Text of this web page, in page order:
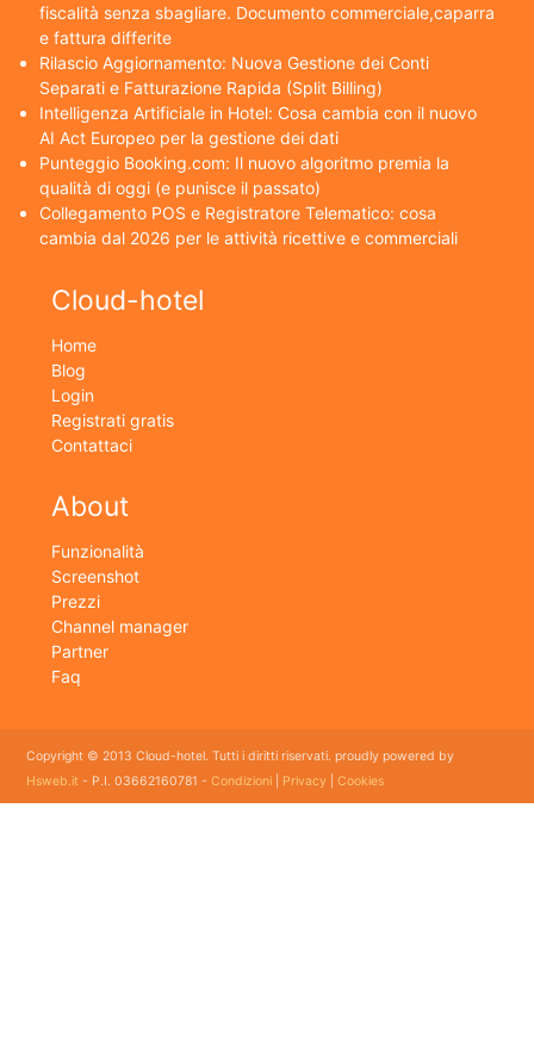
fiscalità senza sbagliare. Documento commerciale,caparra
e fattura differite
Rilascio Aggiornamento: Nuova Gestione dei Conti
Separati e Fatturazione Rapida (Split Billing)
Intelligenza Artificiale in Hotel: Cosa cambia con il nuovo
AI Act Europeo per la gestione dei dati
Punteggio Booking.com: Il nuovo algoritmo premia la
qualità di oggi (e punisce il passato)
Collegamento POS e Registratore Telematico: cosa
cambia dal 2026 per le attività ricettive e commerciali
Cloud-hotel
Home
Blog
Login
Registrati gratis
Contattaci
About
Funzionalità
Screenshot
Prezzi
Channel manager
Partner
Faq
Copyright © 2013 Cloud-hotel. Tutti i diritti riservati. proudly powered by
Hsweb.it - P.I. 03662160781 -Condizioni Privacy |Cookies